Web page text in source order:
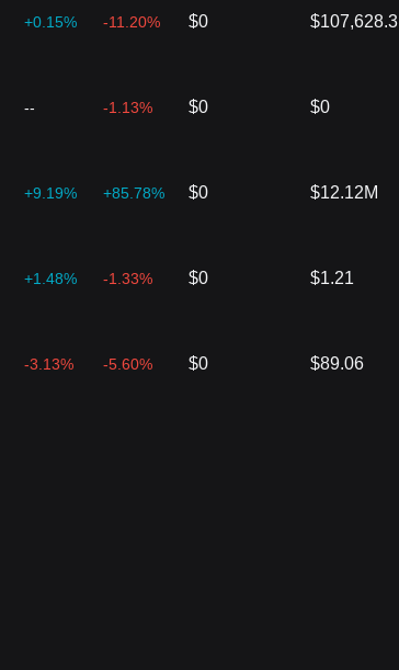
+0.15% -11.20% $0 $107,628.3
-- -1.13% $0 $0
+9.19% +85.78% $0 $12.12M
+1.48% -1.33% $0 $1.21
-3.13% -5.60% $0 $89.06